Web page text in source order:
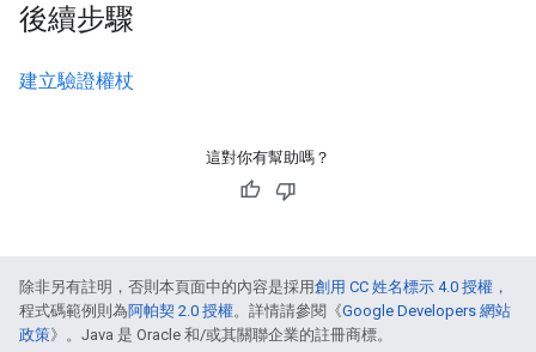
後續步驟
建立驗證權杖
這對你有幫助嗎？
除非另有註明，否則本頁面中的內容是採用創用 CC 姓名標示 4.0 授權 ，
程式碼範例則為阿帕契 2.0 授權。詳情請參閱《Google Developers 網站
政策》。Java 是 Oracle 和/或其關聯企業的註冊商標。